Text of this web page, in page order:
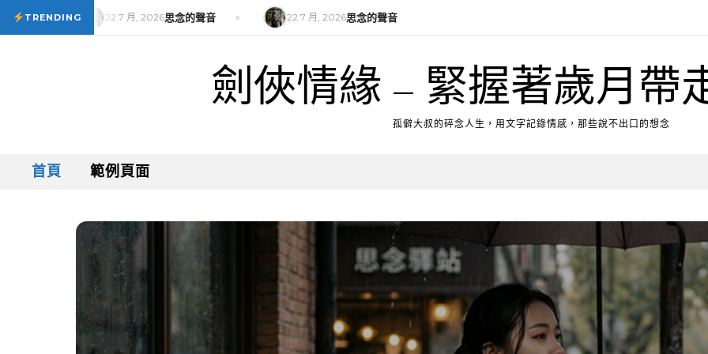
Skip to content
TRENDING
22 7 月, 2026思念的聲音 22 7 月, 2026思念的聲音
劍俠情緣 – 緊握著歲月帶
孤僻大叔的碎念人生，用文字記錄情感，那些說不出口的想念
首頁 範例頁面